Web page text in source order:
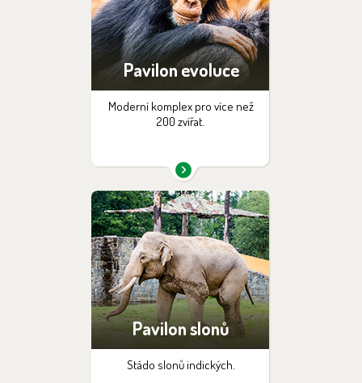
Pavilon evoluce
Moderní komplex pro více než
200 zvířat.
Pavilon slonů
Stádo slonů indických.